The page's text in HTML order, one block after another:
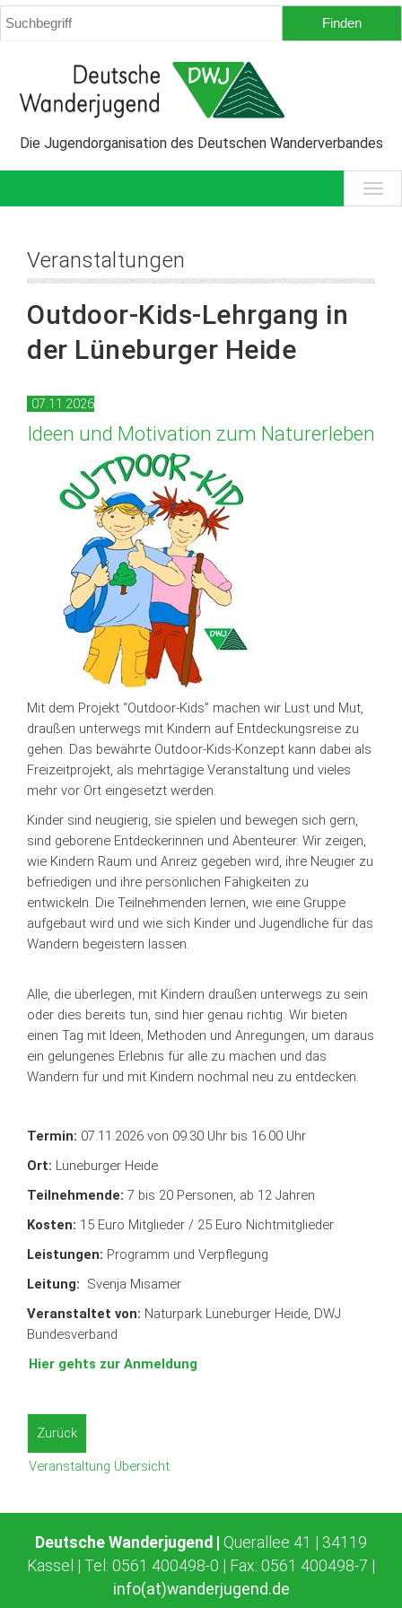
Die Jugendorganisation des Deutschen Wanderverbandes
Veranstaltungen
Outdoor-Kids-Lehrgang in
der Lüneburger Heide
07.11.2026
Ideen und Motivation zum Naturerleben
Mit dem Projekt “Outdoor-Kids” machen wir Lust und Mut,
draußen unterwegs mit Kindern auf Entdeckungsreise zu
gehen. Das bewährte Outdoor-Kids-Konzept kann dabei als
Freizeitprojekt, als mehrtägige Veranstaltung und vieles
mehr vor Ort eingesetzt werden.
Kinder sind neugierig, sie spielen und bewegen sich gern,
sind geborene Entdeckerinnen und Abenteurer. Wir zeigen,
wie Kindern Raum und Anreiz gegeben wird, ihre Neugier zu
befriedigen und ihre persönlichen Fähigkeiten zu
entwickeln. Die Teilnehmenden lernen, wie eine Gruppe
aufgebaut wird und wie sich Kinder und Jugendliche für das
Wandern begeistern lassen.
Alle, die überlegen, mit Kindern draußen unterwegs zu sein
oder dies bereits tun, sind hier genau richtig. Wir bieten
einen Tag mit Ideen, Methoden und Anregungen, um daraus
ein gelungenes Erlebnis für alle zu machen und das
Wandern für und mit Kindern nochmal neu zu entdecken.
Termin: 07.11.2026 von 09.30 Uhr bis 16.00 Uhr
Ort: Lüneburger Heide
Teilnehmende: 7 bis 20 Personen, ab 12 Jahren
Kosten: 15 Euro Mitglieder / 25 Euro Nichtmitglieder
Leistungen: Programm und Verpflegung
Leitung: Svenja Misamer
Veranstaltet von: Naturpark Lüneburger Heide, DWJ
Bundesverband
Hier gehts zur Anmeldung
Zurück
Veranstaltung Übersicht
Deutsche Wanderjugend | Querallee 41 | 34119
Kassel | Tel: 0561 400498-0 | Fax: 0561 400498-7 |
info(at)wanderjugend.de